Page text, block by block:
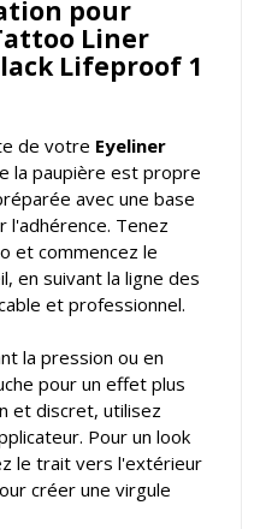
pour
Liner
Lifeproof 1
de votre Eyeliner
la paupière est propre
avec une base
l'adhérence. Tenez
et commencez le
en suivant la ligne des
et professionnel.
la pression ou en
pour un effet plus
et discret, utilisez
Pour un look
le trait vers l'extérieur
créer une virgule